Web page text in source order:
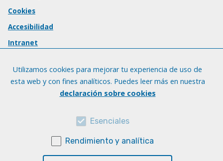
Cookies
Accesibilidad
Intranet
Utilizamos cookies para mejorar tu experiencia de uso de
esta web y con fines analíticos. Puedes leer más en nuestra
declaración sobre cookies
Esenciales
Rendimiento y analítica